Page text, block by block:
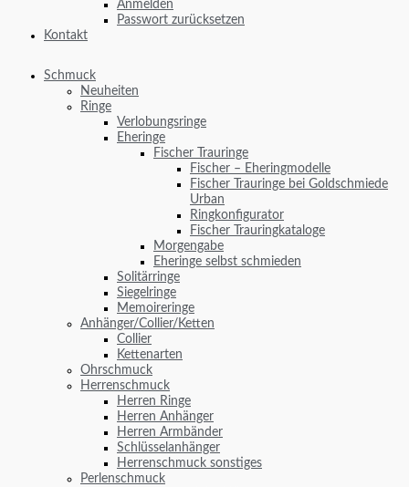
Anmelden
Passwort zurücksetzen
Kontakt
Schmuck
Neuheiten
Ringe
Verlobungsringe
Eheringe
Fischer Trauringe
Fischer – Eheringmodelle
Fischer Trauringe bei Goldschmiede
Urban
Ringkonfigurator
Fischer Trauringkataloge
Morgengabe
Eheringe selbst schmieden
Solitärringe
Siegelringe
Memoireringe
Anhänger/Collier/Ketten
Collier
Kettenarten
Ohrschmuck
Herrenschmuck
Herren Ringe
Herren Anhänger
Herren Armbänder
Schlüsselanhänger
Herrenschmuck sonstiges
Perlenschmuck